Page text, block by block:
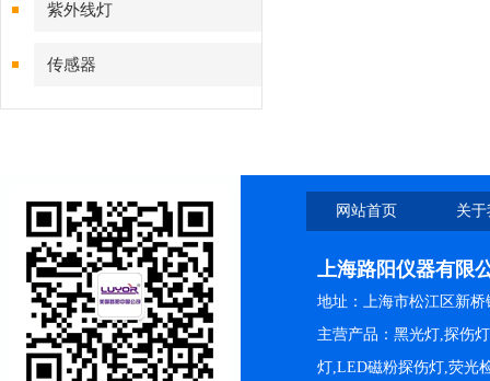
紫外线灯
传感器
网站首页 关
上海路阳仪器有限
地址：上海市松江区新桥
主营产品：黑光灯,探伤
灯,LED磁粉探伤灯,荧光